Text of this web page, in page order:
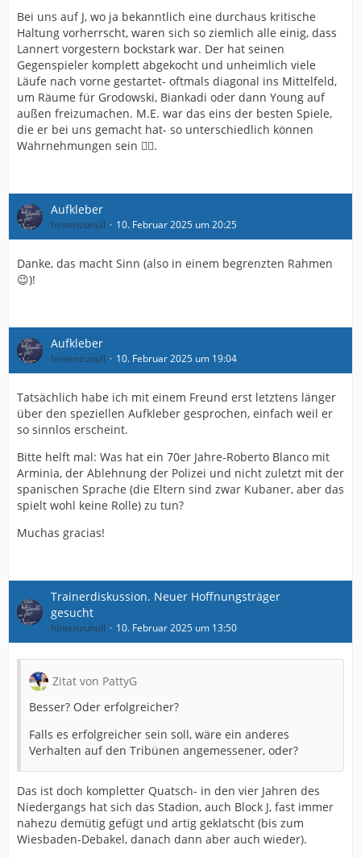
Bei uns auf J, wo ja bekanntlich eine durchaus kritische
Haltung vorherrscht, waren sich so ziemlich alle einig, dass
Lannert vorgestern bockstark war. Der hat seinen
Gegenspieler komplett abgekocht und unheimlich viele
Läufe nach vorne gestartet- oftmals diagonal ins Mittelfeld,
um Räume für Grodowski, Biankadi oder dann Young auf
außen freizumachen. M.E. war das eins der besten Spiele,
die er bei uns gemacht hat- so unterschiedlich können
Wahrnehmungen sein 🤷‍♂️.
Aufkleber
hintenzunull 10. Februar 2025 um 20:25
Danke, das macht Sinn (also in einem begrenzten Rahmen
😉)!
Aufkleber
hintenzunull 10. Februar 2025 um 19:04
Tatsächlich habe ich mit einem Freund erst letztens länger
über den speziellen Aufkleber gesprochen, einfach weil er
so sinnlos erscheint.
Bitte helft mal: Was hat ein 70er Jahre-Roberto Blanco mit
Arminia, der Ablehnung der Polizei und nicht zuletzt mit der
spanischen Sprache (die Eltern sind zwar Kubaner, aber das
spielt wohl keine Rolle) zu tun?
Muchas gracias!
Trainerdiskussion. Neuer Hoffnungsträger
gesucht
hintenzunull 10. Februar 2025 um 13:50
Zitat von PattyG
Besser? Oder erfolgreicher?
Falls es erfolgreicher sein soll, wäre ein anderes
Verhalten auf den Tribünen angemessener, oder?
Das ist doch kompletter Quatsch- in den vier Jahren des
Niedergangs hat sich das Stadion, auch Block J, fast immer
nahezu demütig gefügt und artig geklatscht (bis zum
Wiesbaden-Debakel, danach dann aber auch wieder).